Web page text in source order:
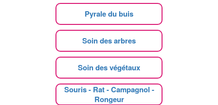
Pyrale du buis
Soin des arbres
Soin des végétaux
Souris - Rat - Campagnol -
Rongeur